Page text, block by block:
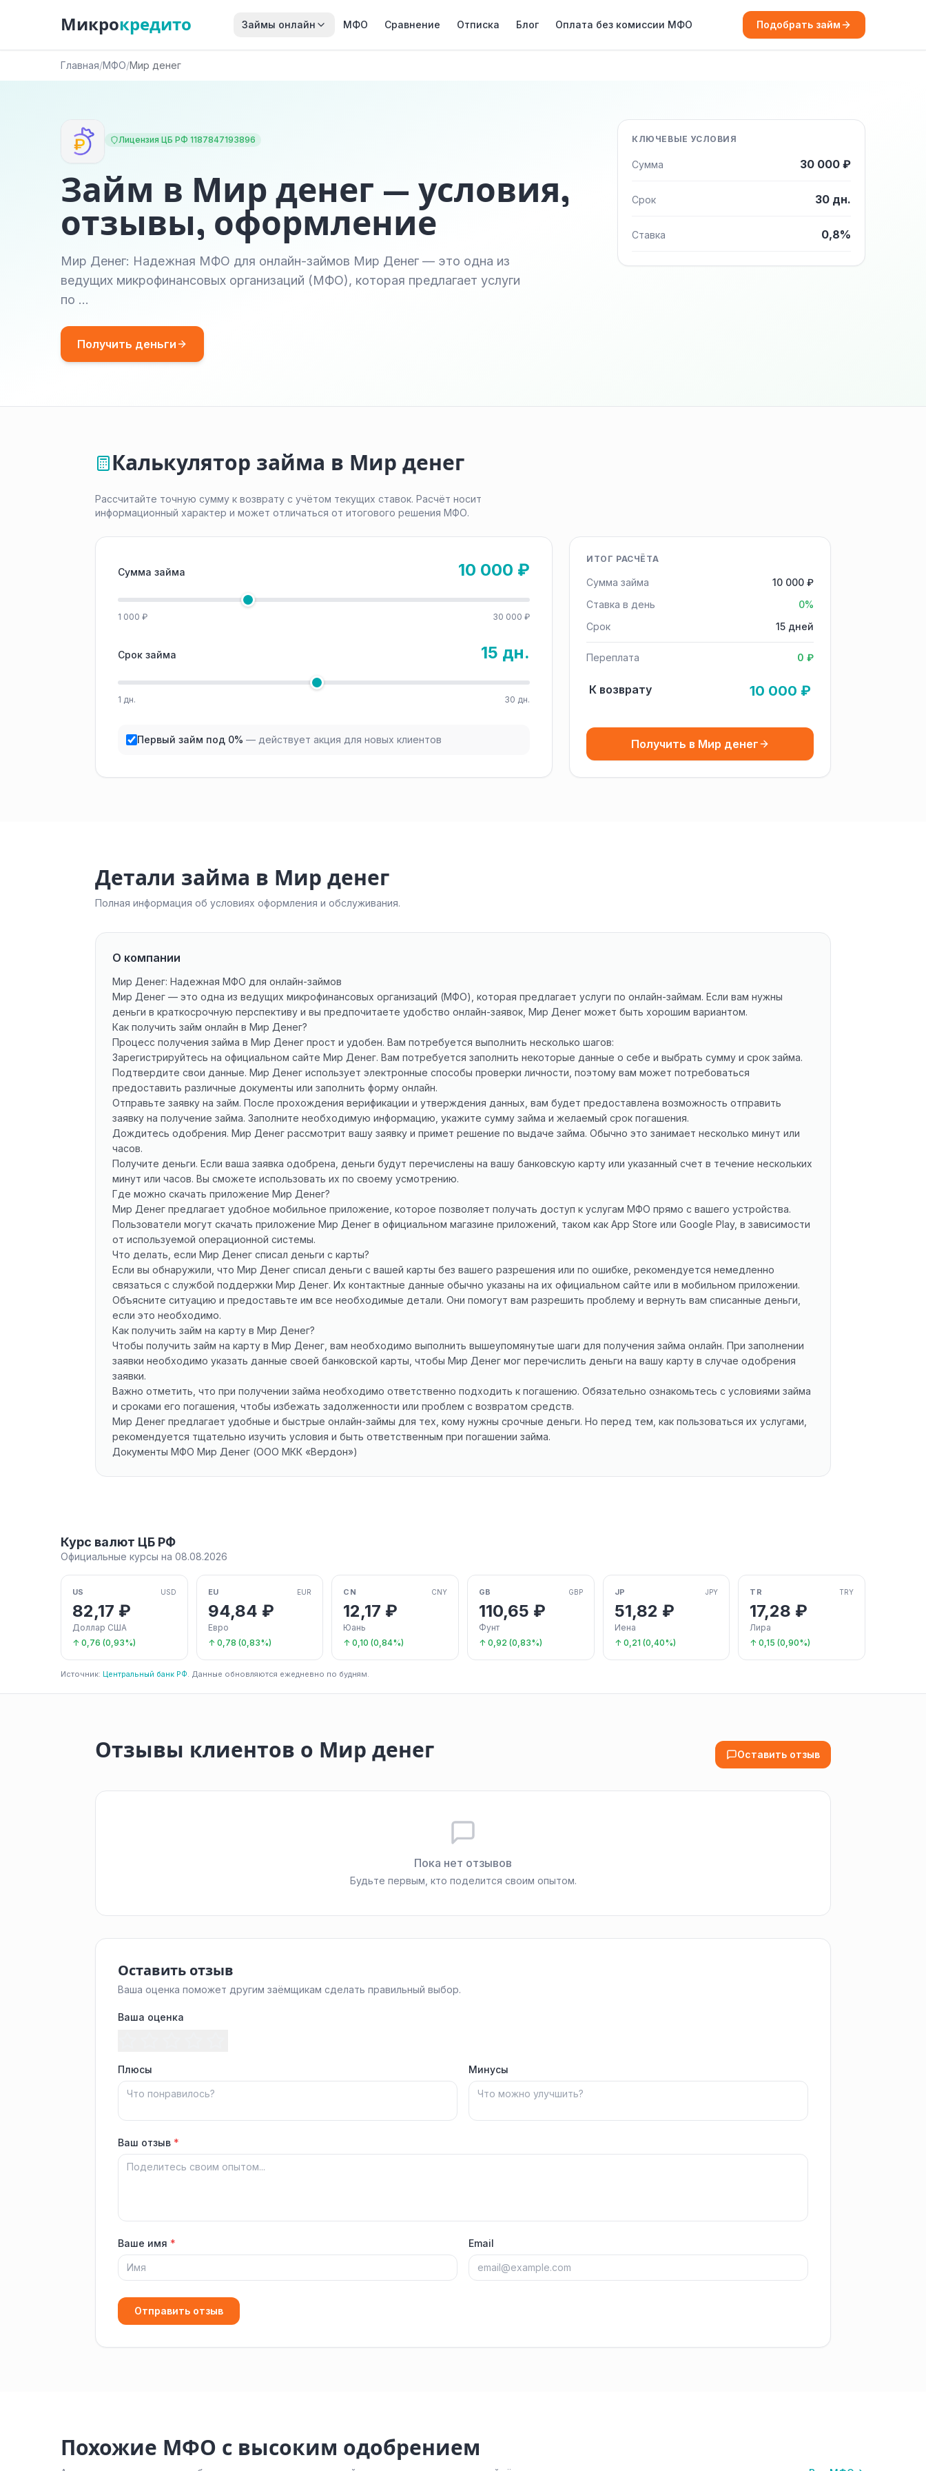
Микрокредито Займы онлайн МФО Сравнение Отписка Блог Оплата без комиссии МФО Подобрать займ
Главная/МФО/Мир денег
Лицензия ЦБ РФ 1187847193896
Займ в Мир денег — условия,
отзывы, оформление
Мир Денег: Надежная МФО для онлайн-займов Мир Денег — это одна из
ведущих микрофинансовых организаций (МФО), которая предлагает услуги
по …
Получить деньги
КЛЮЧЕВЫЕ УСЛОВИЯ
Сумма 30 000 ₽
Срок 30 дн.
Ставка 0,8%
Калькулятор займа в Мир денег
Рассчитайте точную сумму к возврату с учётом текущих ставок. Расчёт носит
информационный характер и может отличаться от итогового решения МФО.
Сумма займа 10 000 ₽
1 000 ₽ 30 000 ₽
Срок займа 15 дн.
1 дн. 30 дн.
Первый займ под 0% — действует акция для новых клиентов
ИТОГ РАСЧЁТА
Сумма займа
10 000 ₽
Ставка в день
0%
Срок
15 дней
Переплата 0 ₽
К возврату 10 000 ₽
Получить в Мир денег
Детали займа в Мир денег
Полная информация об условиях оформления и обслуживания.
О компании
Мир Денег: Надежная МФО для онлайн-займов
Мир Денег — это одна из ведущих микрофинансовых организаций (МФО), которая предлагает услуги по онлайн-займам. Если вам нужны
деньги в краткосрочную перспективу и вы предпочитаете удобство онлайн-заявок, Мир Денег может быть хорошим вариантом.
Как получить займ онлайн в Мир Денег?
Процесс получения займа в Мир Денег прост и удобен. Вам потребуется выполнить несколько шагов:
Зарегистрируйтесь на официальном сайте Мир Денег. Вам потребуется заполнить некоторые данные о себе и выбрать сумму и срок займа.
Подтвердите свои данные. Мир Денег использует электронные способы проверки личности, поэтому вам может потребоваться
предоставить различные документы или заполнить форму онлайн.
Отправьте заявку на займ. После прохождения верификации и утверждения данных, вам будет предоставлена возможность отправить
заявку на получение займа. Заполните необходимую информацию, укажите сумму займа и желаемый срок погашения.
Дождитесь одобрения. Мир Денег рассмотрит вашу заявку и примет решение по выдаче займа. Обычно это занимает несколько минут или
часов.
Получите деньги. Если ваша заявка одобрена, деньги будут перечислены на вашу банковскую карту или указанный счет в течение нескольких
минут или часов. Вы сможете использовать их по своему усмотрению.
Где можно скачать приложение Мир Денег?
Мир Денег предлагает удобное мобильное приложение, которое позволяет получать доступ к услугам МФО прямо с вашего устройства.
Пользователи могут скачать приложение Мир Денег в официальном магазине приложений, таком как App Store или Google Play, в зависимости
от используемой операционной системы.
Что делать, если Мир Денег списал деньги с карты?
Если вы обнаружили, что Мир Денег списал деньги с вашей карты без вашего разрешения или по ошибке, рекомендуется немедленно
связаться с службой поддержки Мир Денег. Их контактные данные обычно указаны на их официальном сайте или в мобильном приложении.
Объясните ситуацию и предоставьте им все необходимые детали. Они помогут вам разрешить проблему и вернуть вам списанные деньги,
если это необходимо.
Как получить займ на карту в Мир Денег?
Чтобы получить займ на карту в Мир Денег, вам необходимо выполнить вышеупомянутые шаги для получения займа онлайн. При заполнении
заявки необходимо указать данные своей банковской карты, чтобы Мир Денег мог перечислить деньги на вашу карту в случае одобрения
заявки.
Важно отметить, что при получении займа необходимо ответственно подходить к погашению. Обязательно ознакомьтесь с условиями займа
и сроками его погашения, чтобы избежать задолженности или проблем с возвратом средств.
Мир Денег предлагает удобные и быстрые онлайн-займы для тех, кому нужны срочные деньги. Но перед тем, как пользоваться их услугами,
рекомендуется тщательно изучить условия и быть ответственным при погашении займа.
Документы МФО Мир Денег (ООО МКК «Вердон»)
Курс валют ЦБ РФ
Официальные курсы на 08.08.2026
US USD
82,17 ₽
Доллар США
↑ 0,76 (0,93%)
EU EUR
94,84 ₽
Евро
↑ 0,78 (0,83%)
CN CNY
12,17 ₽
Юань
↑ 0,10 (0,84%)
GB GBP
110,65 ₽
Фунт
↑ 0,92 (0,83%)
JP JPY
51,82 ₽
Иена
↑ 0,21 (0,40%)
TR TRY
17,28 ₽
Лира
↑ 0,15 (0,90%)
Источник: Центральный банк РФ. Данные обновляются ежедневно по будням.
Отзывы клиентов о Мир денег Оставить отзыв
Пока нет отзывов
Будьте первым, кто поделится своим опытом.
Оставить отзыв
Ваша оценка поможет другим заёмщикам сделать правильный выбор.
Ваша оценка
Плюсы Минусы
Ваш отзыв *
Ваше имя * Email
Отправить отзыв
Похожие МФО с высоким одобрением